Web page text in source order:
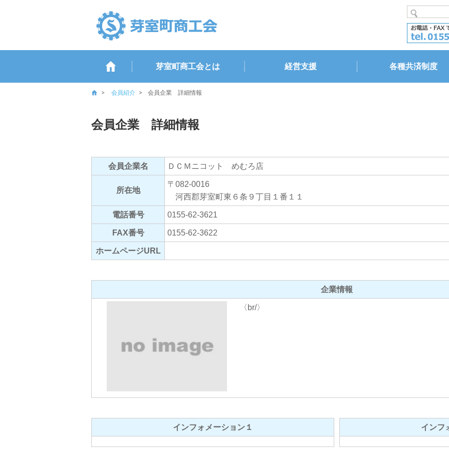
芽室町商工会とは 経営支援 各種共済制度
会員紹介 会員企業 詳細情報
会員企業 詳細情報
会員企業名 ＤＣＭニコット めむろ店
所在地
〒082-0016
河西郡芽室町東６条９丁目１番１１
電話番号 0155-62-3621
FAX番号 0155-62-3622
ホームページURL
企業情報
〈br/〉
インフォメーション１ インフ